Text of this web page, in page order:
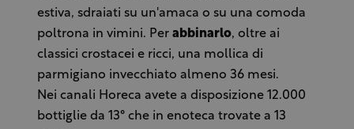
estiva, sdraiati su un'amaca o su una comoda
poltrona in vimini. Per abbinarlo, oltre ai
classici crostacei e ricci, una mollica di
parmigiano invecchiato almeno 36 mesi.
Nei canali Horeca avete a disposizione 12.000
bottiglie da 13° che in enoteca trovate a 13